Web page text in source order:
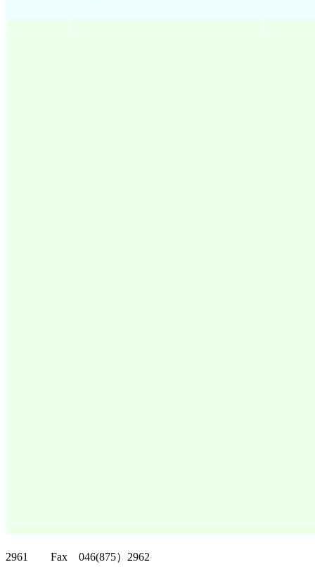
2961 Fax 046(875）2962